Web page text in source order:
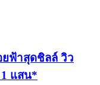
ยฟ้าสุดชิลล์ วิว
แสน*